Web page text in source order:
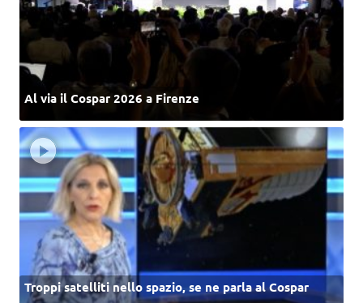
Al via il Cospar 2026 a Firenze
Troppi satelliti nello spazio, se ne parla al Cospar